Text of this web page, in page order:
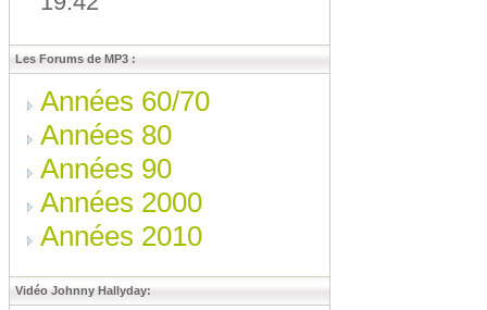
Les Forums de MP3 :
Années 60/70
Années 80
Années 90
Années 2000
Années 2010
Vidéo Johnny Hallyday: